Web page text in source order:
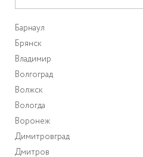
Барнаул
Брянск
Владимир
Волгоград
Волжск
Вологда
Воронеж
Димитровград
Дмитров